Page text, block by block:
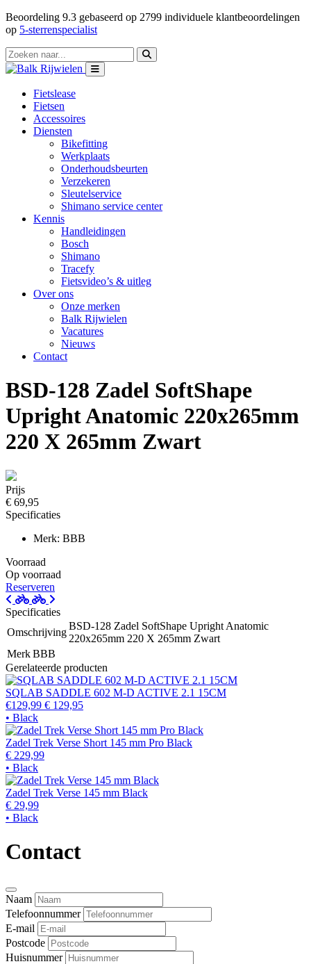
Beoordeling 9.3 gebaseerd op 2799 individuele klantbeoordelingen
op 5-sterrenspecialist
Fietslease
Fietsen
Accessoires
Diensten
Bikefitting
Werkplaats
Onderhoudsbeurten
Verzekeren
Sleutelservice
Shimano service center
Kennis
Handleidingen
Bosch
Shimano
Tracefy
Fietsvideo’s & uitleg
Over ons
Onze merken
Balk Rijwielen
Vacatures
Nieuws
Contact
BSD-128 Zadel SoftShape
Upright Anatomic 220x265mm
220 X 265mm Zwart
Prijs
€ 69,95
Specificaties
Merk: BBB
Voorraad
Op voorraad
Reserveren
Specificaties
Omschrijving
BSD-128 Zadel SoftShape Upright Anatomic
220x265mm 220 X 265mm Zwart
MerkBBB
Gerelateerde producten
SQLAB SADDLE 602 M-D ACTIVE 2.1 15CM
€129,99 € 129,95
• Black
Zadel Trek Verse Short 145 mm Pro Black
€ 229,99
• Black
Zadel Trek Verse 145 mm Black
€ 29,99
• Black
Contact
Naam
Telefoonnummer
E-mail
Postcode
Huisnummer